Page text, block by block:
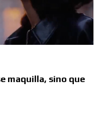
maquilla, sino que